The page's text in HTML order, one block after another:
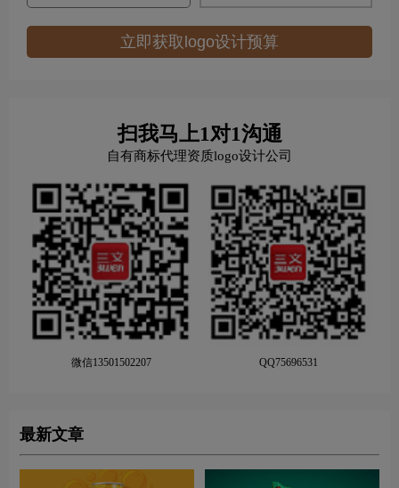
立即获取logo设计预算
扫我马上1对1沟通
自有商标代理资质logo设计公司
微信13501502207 QQ75696531
最新文章